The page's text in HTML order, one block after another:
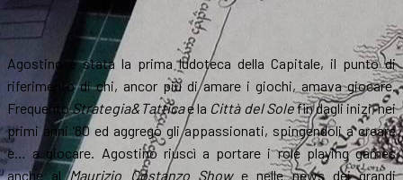
Agostino è stata la prima ludoteca della Capitale, il punto di
riferimento di chi, ancor più di amare i giochi, amava giocare.
FrequentòStrategia&Tatticae la Città del Solefin dagli inizi, nei
primi anni ’80 ed aggregò gli appassionati, spingendoli a creare
e… a giocare. Agostino riuscì a portare i role playing games
anche alMaurizio Costanzo Showe nelle news dei grandi